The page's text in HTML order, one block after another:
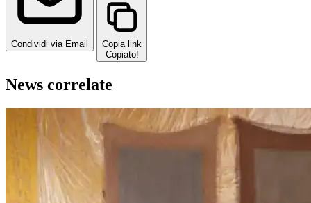
Condividi via Email
Copia link
Copiato!
News correlate